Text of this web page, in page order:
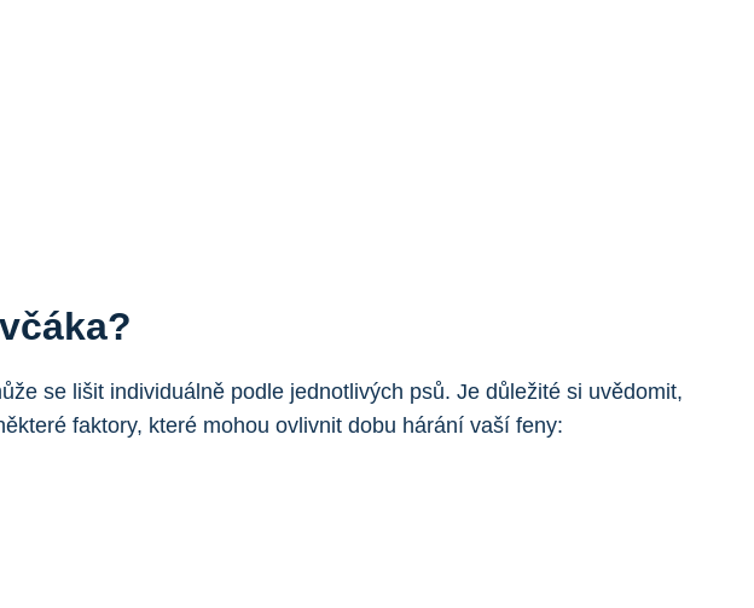
se lišit individuálně podle jednotlivých psů. Je důležité si uvědomit,
faktory, které mohou ovlivnit dobu hárání vaší feny: